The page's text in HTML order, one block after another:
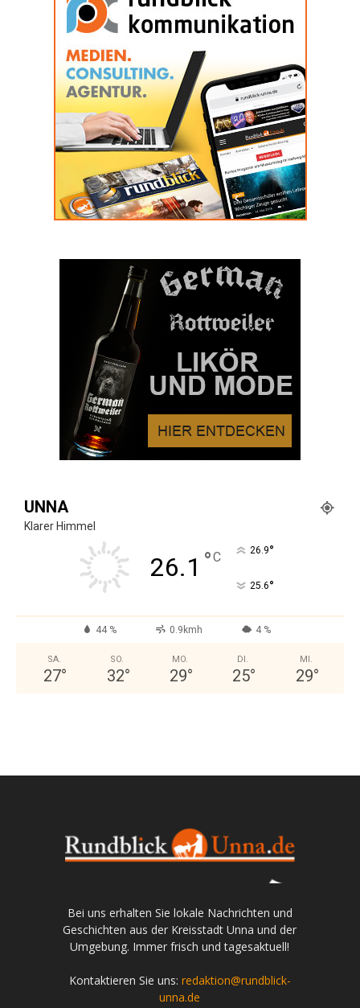
UNNA
Klarer Himmel
26.1 °C 26.9°
25.6°
44 % 0.9kmh 4 %
SA.
27°
SO.
32°
MO.
29°
DI.
25°
MI.
29°
Bei uns erhalten Sie lokale Nachrichten und
Geschichten aus der Kreisstadt Unna und der
Umgebung. Immer frisch und tagesaktuell!
Kontaktieren Sie uns: redaktion@rundblick-
unna.de